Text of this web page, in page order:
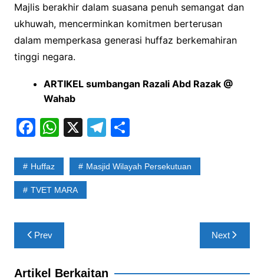
Majlis berakhir dalam suasana penuh semangat dan
ukhuwah, mencerminkan komitmen berterusan
dalam memperkasa generasi huffaz berkemahiran
tinggi negara.
ARTIKEL sumbangan Razali Abd Razak @
Wahab
F
c
e
b
o
o
W
at
s
A
p
X T
e
S
ar
Huffaz Masjid Wilayah Persekutuan
TVET MARA
Post
navigation
Prev Next
Artikel Berkaitan